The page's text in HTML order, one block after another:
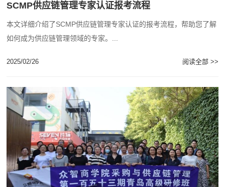
SCMP供应链管理专家认证报考流程
本文详细介绍了SCMP供应链管理专家认证的报考流程，帮助您了解
如何成为供应链管理领域的专家。...
2025/02/26 阅读全部 >>